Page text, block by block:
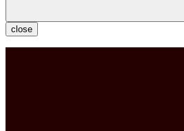
close